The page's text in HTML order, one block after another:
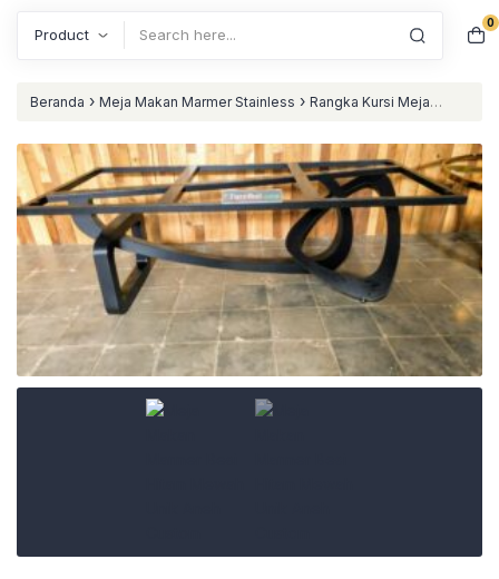
0
Beranda › Meja Makan Marmer Stainless › Rangka Kursi Meja
Stainless Meja Makan Marmer Besi Hitam Mewah Unik Aneh
Custom